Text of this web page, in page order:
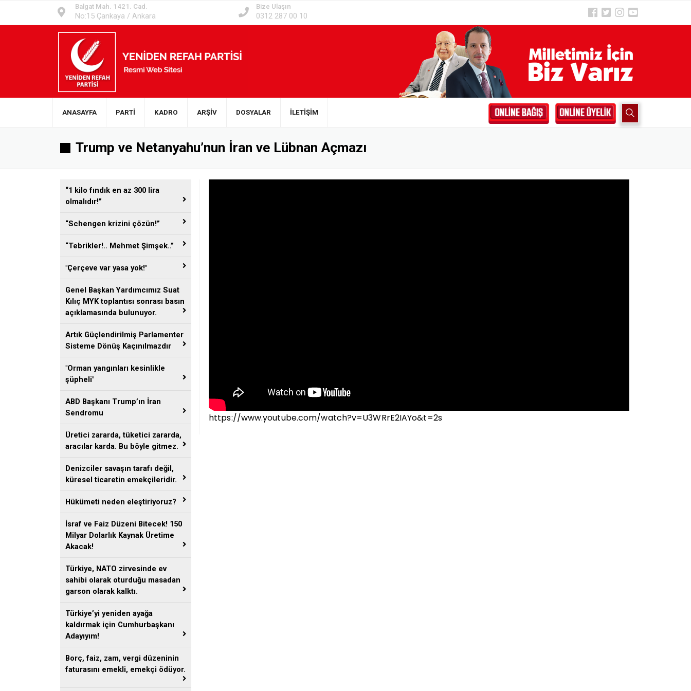
Balgat Mah. 1421. Cad.
No:15 Çankaya / Ankara
Bize Ulaşın
0312 287 00 10
ANASAYFA PARTİ KADRO ARŞİV DOSYALAR İLETİŞİM
Trump ve Netanyahu’nun İran ve Lübnan Açmazı
“1 kilo fındık en az 300 lira
olmalıdır!”
“Schengen krizini çözün!”
“Tebrikler!.. Mehmet Şimşek..”
"Çerçeve var yasa yok!"
Genel Başkan Yardımcımız Suat
Kılıç MYK toplantısı sonrası basın
açıklamasında bulunuyor.
Artık Güçlendirilmiş Parlamenter
Sisteme Dönüş Kaçınılmazdır
"Orman yangınları kesinlikle
şüpheli"
ABD Başkanı Trump’ın İran
Sendromu
Üretici zararda, tüketici zararda,
aracılar karda. Bu böyle gitmez.
Denizciler savaşın tarafı değil,
küresel ticaretin emekçileridir.
Hükümeti neden eleştiriyoruz?
İsraf ve Faiz Düzeni Bitecek! 150
Milyar Dolarlık Kaynak Üretime
Akacak!
Türkiye, NATO zirvesinde ev
sahibi olarak oturduğu masadan
garson olarak kalktı.
Türkiye’yi yeniden ayağa
kaldırmak için Cumhurbaşkanı
Adayıyım!
Borç, faiz, zam, vergi düzeninin
faturasını emekli, emekçi ödüyor.
https://www.youtube.com/watch?v=U3WRrE2IAYo&t=2s